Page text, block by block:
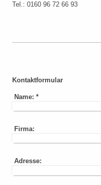
Tel.: 0160 96 72 66 93
Kontaktformular
Name: *
Firma:
Adresse: